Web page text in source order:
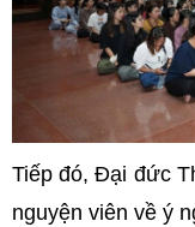
Tiếp đó, Đại đức
nguyện viên về ý